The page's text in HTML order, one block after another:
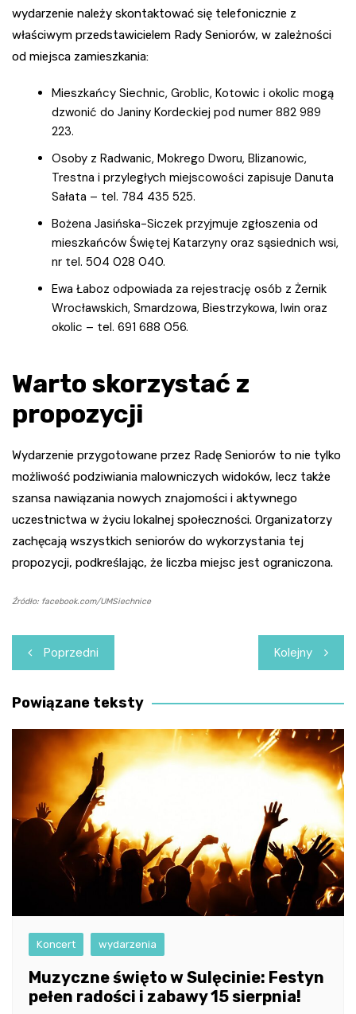
wydarzenie należy skontaktować się telefonicznie z
właściwym przedstawicielem Rady Seniorów, w zależności
od miejsca zamieszkania:
Mieszkańcy Siechnic, Groblic, Kotowic i okolic mogą
dzwonić do Janiny Kordeckiej pod numer 882 989
223.
Osoby z Radwanic, Mokrego Dworu, Blizanowic,
Trestna i przyległych miejscowości zapisuje Danuta
Sałata – tel. 784 435 525.
Bożena Jasińska-Siczek przyjmuje zgłoszenia od
mieszkańców Świętej Katarzyny oraz sąsiednich wsi,
nr tel. 504 028 040.
Ewa Łaboz odpowiada za rejestrację osób z Żernik
Wrocławskich, Smardzowa, Biestrzykowa, Iwin oraz
okolic – tel. 691 688 056.
Warto skorzystać z
propozycji
Wydarzenie przygotowane przez Radę Seniorów to nie tylko
możliwość podziwiania malowniczych widoków, lecz także
szansa nawiązania nowych znajomości i aktywnego
uczestnictwa w życiu lokalnej społeczności. Organizatorzy
zachęcają wszystkich seniorów do wykorzystania tej
propozycji, podkreślając, że liczba miejsc jest ograniczona.
Źródło: facebook.com/UMSiechnice
Nawigacja
wpisu
Poprzedni Kolejny
Powiązane teksty
Koncert wydarzenia
Muzyczne święto w Sulęcinie: Festyn
pełen radości i zabawy 15 sierpnia!